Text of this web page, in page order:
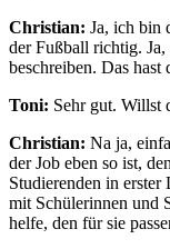
Christian: Ja, ich bin
der Fußball richtig.
beschreiben. Das hast
Toni: Sehr gut. Willst
Christian: Na ja,
der Job eben so ist,
Studierenden in
mit Schülerinnen und
helfe, den für sie